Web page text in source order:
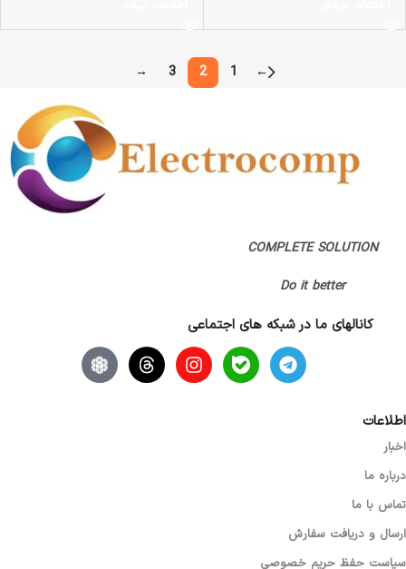
←
1
2
3
→
COMPLETE SOLUTION
Do it better
کانالهای ما در شبکه های اجتماعی
اطلاعات
اخبار
درباره ما
تماس با ما
ارسال و دریافت سفارش
سیاست حفظ حریم خصوصی